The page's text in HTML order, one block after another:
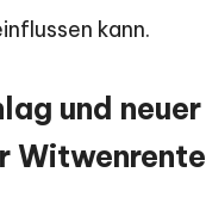
kann.
und neuer
Witwenrente